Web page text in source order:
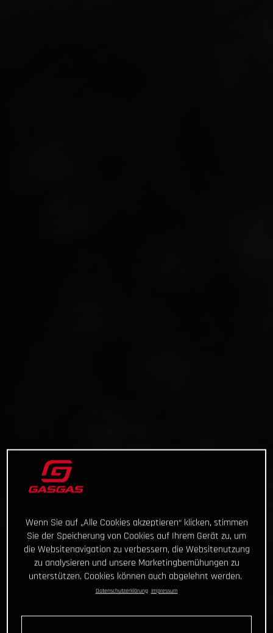
Wenn Sie auf „Alle Cookies akzeptieren“ klicken, stimmen
Sie der Speicherung von Cookies auf Ihrem Gerät zu, um
die Websitenavigation zu verbessern, die Websitenutzung
zu analysieren und unsere Marketingbemühungen zu
unterstützen. Cookies können auch abgelehnt werden.
Datenschutzerklärung Impressum